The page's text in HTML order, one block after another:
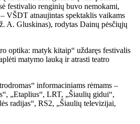
festivalio renginių buvo nemokami,
VŠDT atnaujintas spektaklis vaikams
A. Gluskinas), rodytas Dainų pėsčiųjų
optika: matyk kitaip“ uždaręs festivalis
matymo lauką ir atrasti teatro
informaciniams rėmams –
„Etaplius“, LRT, „Šiaulių gidui“,
radijas“, RS2, „Šiaulių televizijai,